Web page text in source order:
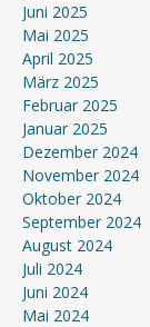
Juni 2025
Mai 2025
April 2025
März 2025
Februar 2025
Januar 2025
Dezember 2024
November 2024
Oktober 2024
September 2024
August 2024
Juli 2024
Juni 2024
Mai 2024